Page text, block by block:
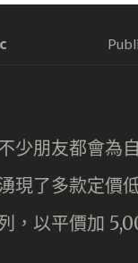
少朋友都會為
現了多款定價
，以平價加